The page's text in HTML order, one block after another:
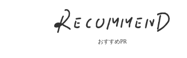
おすすめPR